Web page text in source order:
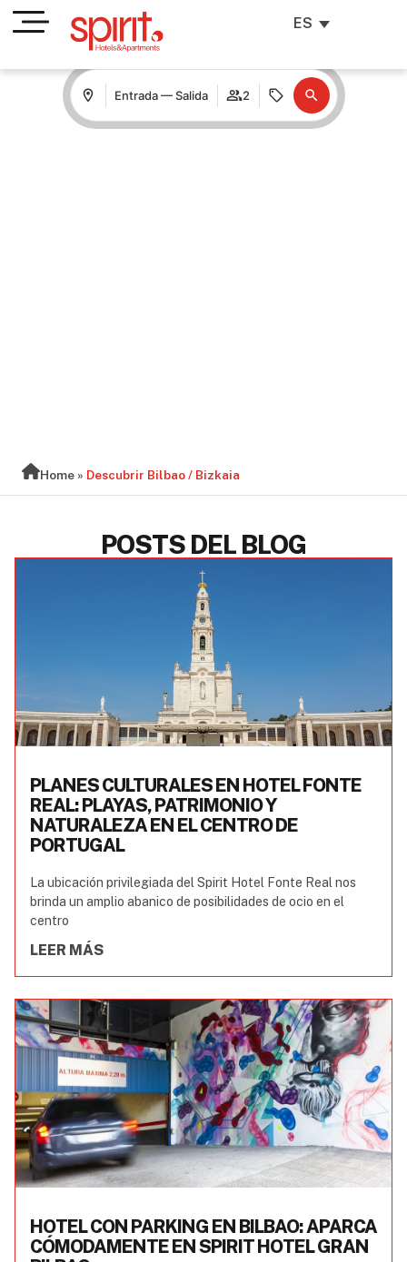
ES
Entrada — Salida 2
Home » Descubrir Bilbao / Bizkaia
POSTS DEL BLOG
PLANES CULTURALES EN HOTEL FONTE
REAL: PLAYAS, PATRIMONIO Y
NATURALEZA EN EL CENTRO DE
PORTUGAL
La ubicación privilegiada del Spirit Hotel Fonte Real nos
brinda un amplio abanico de posibilidades de ocio en el
centro
LEER MÁS
HOTEL CON PARKING EN BILBAO: APARCA
CÓMODAMENTE EN SPIRIT HOTEL GRAN